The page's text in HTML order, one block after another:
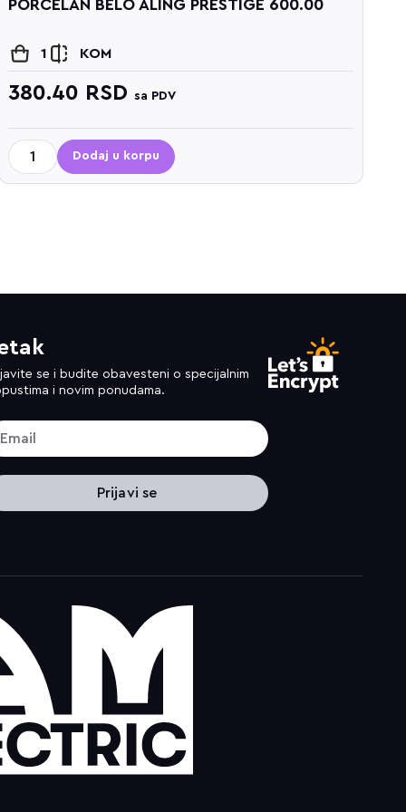
PORCELAN BELO ALING PRESTIGE 600.00
1 KOM
380.40 RSD sa PDV
Dodaj u korpu
se i budite obavesteni o specijalnim
i novim ponudama.
Prijavi se